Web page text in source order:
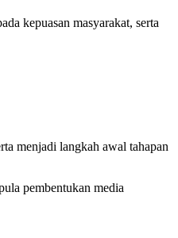
kepuasan masyarakat, serta
menjadi langkah awal tahapan
pembentukan media